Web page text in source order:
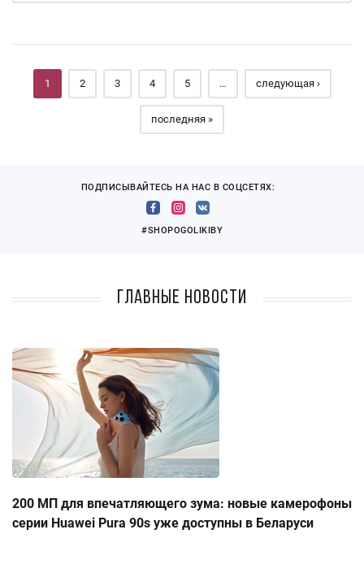
Страницы
1 2 3 4 5 … следующая ›
последняя »
ПОДПИСЫВАЙТЕСЬ НА НАС В СОЦСЕТЯХ:
#SHOPOGOLIKIBY
Главные новости
200 МП для впечатляющего зума: новые камерофоны
серии Huawei Pura 90s уже доступны в Беларуси